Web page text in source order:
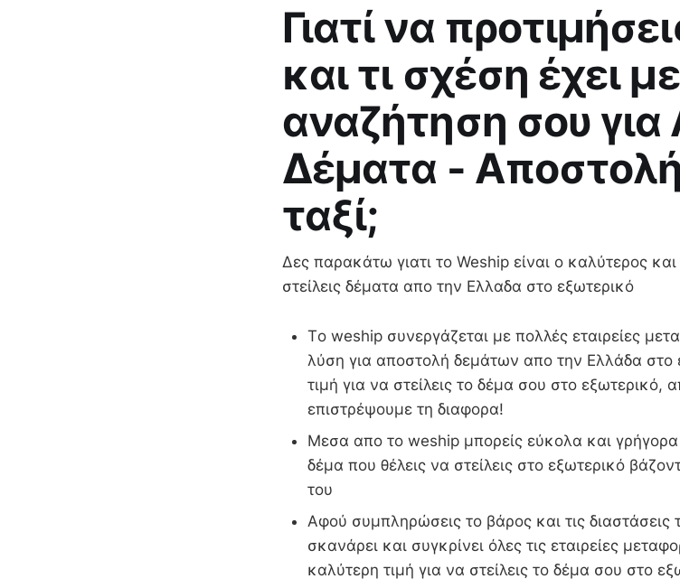
Γιατί να
και τι σχέση έχει
αναζήτηση σου
Δέματα -
ταξί;
Δες παρακάτω γιατι το Weship είναι ο καλύτερος
στείλεις δέματα απο την Ελλαδα στο εξωτερικό
Τo weship συνεργάζεται με πολλές εταιρείες
λύση για αποστολή δεμάτων απο την Ελλάδα στο
τιμή για να στείλεις το δέμα σου στο εξωτερικό,
επιστρέψουμε τη διαφορα!
Μεσα απο το weship μπορείς εύκολα και
δέμα που θέλεις να στείλεις στο εξωτερικό
του
Αφού συμπληρώσεις το βάρος και τις
σκανάρει και συγκρίνει όλες τις εταιρείες
καλύτερη τιμή για να στείλεις το δέμα σου στο